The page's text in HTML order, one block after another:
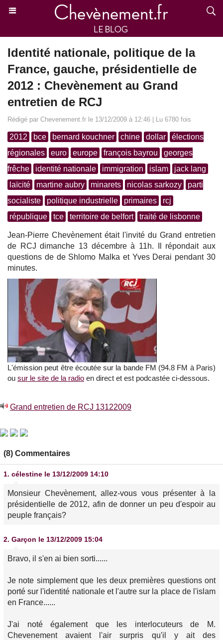
Identité nationale, politique de la
France, gauche, présidentielle de
2012 : Chevènement au Grand
entretien de RCJ
Rédigé par Chevenement.fr le 13/12/2009 à 12:46 | Lu 6780 fois
2012 bce bernard kouchner chine dollar
élections
régionales
euro europe françois bayrou
georges
frêche
identité nationale immigration islam
jack lang
laïcité
martine aubry minarets nicolas sarkozy
parti
socialiste
politique industrielle primaires
rcj
république
tce territoire de belfort traité de lisbonne
Jean-Pierre Chevènement était l'invité du Grand entretien
de RCJ dimanche 13 décembre à 11h. Il répondait aux
questions de de Shlomo Malka et Yves Derai pendant 30
minutes.
L'émission peut être écoutée sur la bande FM (94.8 FM à Paris)
ou sur le site de la radio en direct et est podcastée ci-dessous.
Grand entretien de RCJ 13122009
(8) Commentaires
1. célestine le 13/12/2009 14:10
Monsieur Chevènement, allez-vous vous présenter à la
présidentielle de 2012, afin de donner un peu d'espoir au
peuple français?
2. Garçon le 13/12/2009 15:04
Bravo, il s'en ai bien sorti......
Je note simplement que les deux premières questions ont
porté sur l'identité nationale et l'autre sur la place de l'islam
en France......
J'ai noté également que les interlocuteurs de M.
Chevenement avaient l'air surpris qu'il y ait des